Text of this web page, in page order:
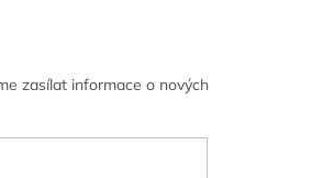
zasílat informace o nových